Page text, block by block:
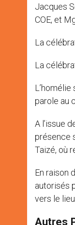
Jacques
COE, et
La
La
parole au
A l’issue
présence
Taizé, où
En raison
autorisés
vers le
Autres